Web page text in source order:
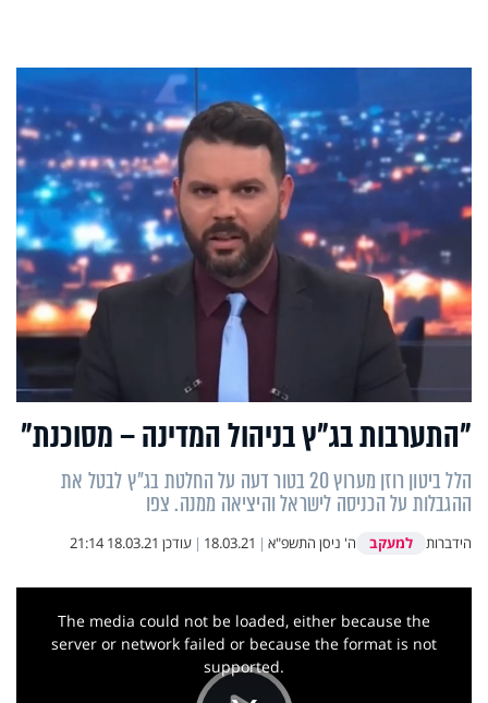
"התערבות בג"ץ בניהול המדינה – מסוכנת"
הלל ביטון רוזן מערוץ 20 בטור דעה על החלטת בג"ץ לבטל את
ההגבלות על הכניסה לישראל והיציאה ממנה. צפו
הידברות למעקב ה' ניסן התשפ"א |
18.03.21
| עודכן 18.03.21 21:14
This
The media could not be loaded, either because the
server or network failed or because the format is not
supported.